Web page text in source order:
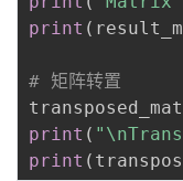
print (
# 矩阵转置
print (
print (